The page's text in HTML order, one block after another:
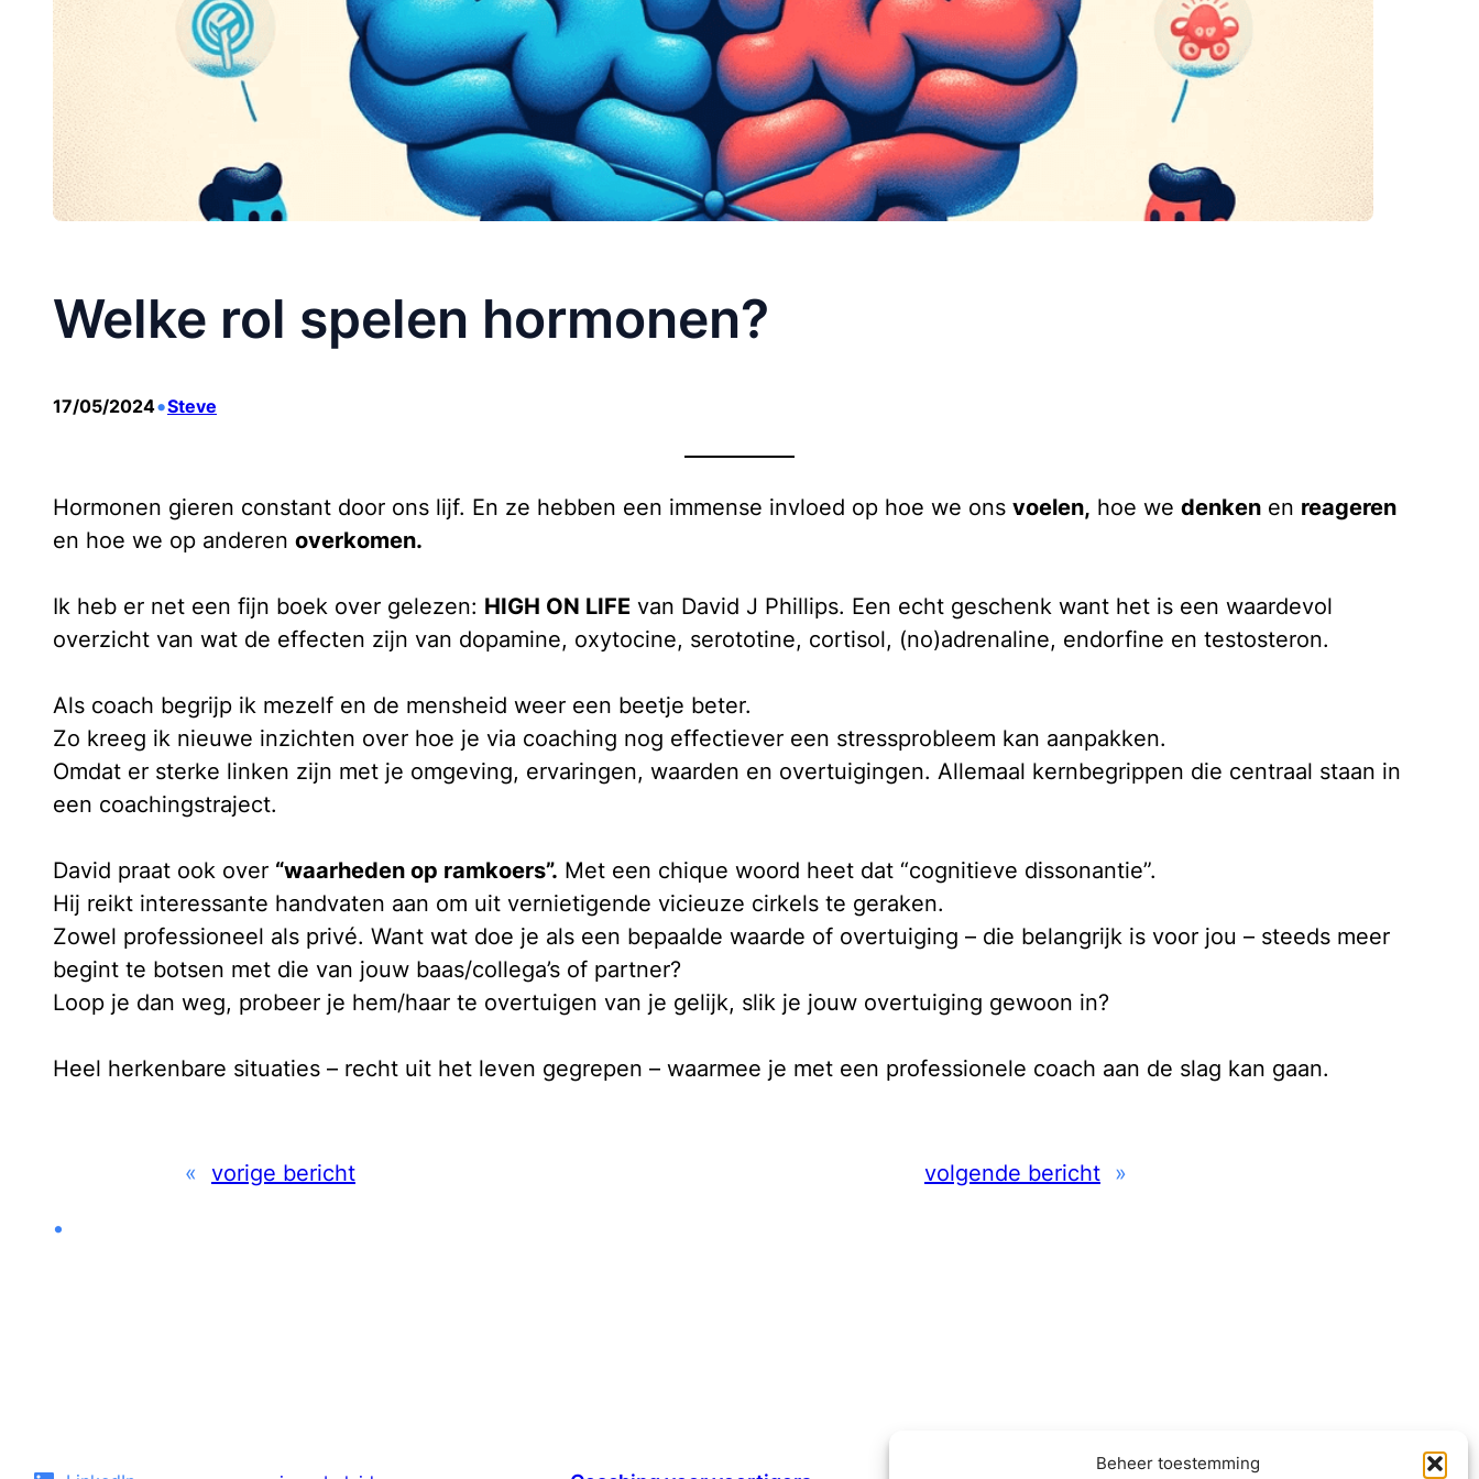
Beheer toestemming
Welke rol spelen hormonen?
17/05/2024•Steve
Hormonen gieren constant door ons lijf. En ze hebben een immense invloed op hoe we ons voelen, hoe we denken en reageren
en hoe we op anderen overkomen.
Ik heb er net een fijn boek over gelezen: HIGH ON LIFE van David J Phillips. Een echt geschenk want het is een waardevol
overzicht van wat de effecten zijn van dopamine, oxytocine, serototine, cortisol, (no)adrenaline, endorfine en testosteron.
Als coach begrijp ik mezelf en de mensheid weer een beetje beter.
Zo kreeg ik nieuwe inzichten over hoe je via coaching nog effectiever een stressprobleem kan aanpakken.
Omdat er sterke linken zijn met je omgeving, ervaringen, waarden en overtuigingen. Allemaal kernbegrippen die centraal staan in
een coachingstraject.
David praat ook over “waarheden op ramkoers”. Met een chique woord heet dat “cognitieve dissonantie”.
Hij reikt interessante handvaten aan om uit vernietigende vicieuze cirkels te geraken.
Zowel professioneel als privé. Want wat doe je als een bepaalde waarde of overtuiging – die belangrijk is voor jou – steeds meer
begint te botsen met die van jouw baas/collega’s of partner?
Loop je dan weg, probeer je hem/haar te overtuigen van je gelijk, slik je jouw overtuiging gewoon in?
Heel herkenbare situaties – recht uit het leven gegrepen – waarmee je met een professionele coach aan de slag kan gaan.
« vorige bericht volgende bericht »
•
contact ->